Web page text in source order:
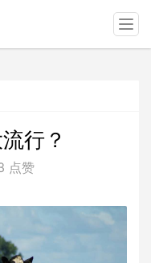
行？
点赞
T
o
g